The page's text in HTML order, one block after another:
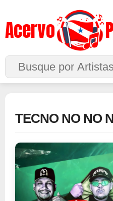
Acervo
Buscar no Site
TECNO NO NO